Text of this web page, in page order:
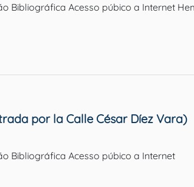
Bibliográfica Acesso púbico a Internet
por la Calle César Díez Vara)
Bibliográfica Acesso púbico a Internet